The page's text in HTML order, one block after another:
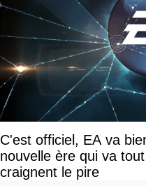
C'est officiel, EA va
nouvelle ère qui va
craignent le pire